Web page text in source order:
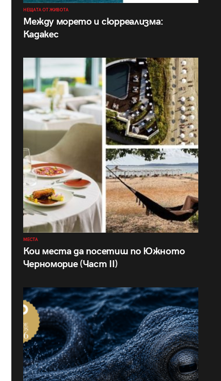
НЕЩАТА ОТ ЖИВОТА
Между морето и сюрреализма:
Кадакес
МЕСТА
Кои места да посетиш по Южното
Черноморие (Част II)